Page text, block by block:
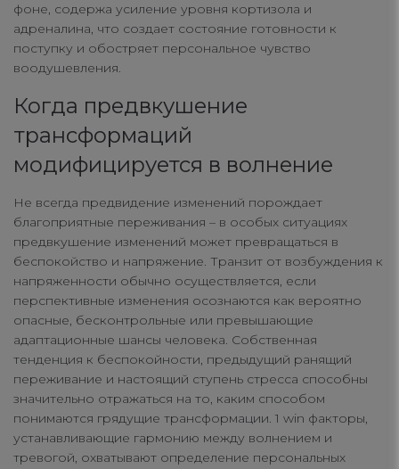
фоне, содержа усиление уровня кортизола и
адреналина, что создает состояние готовности к
поступку и обостряет персональное чувство
воодушевления.
Когда предвкушение
трансформаций
модифицируется в волнение
Не всегда предвидение изменений порождает
благоприятные переживания – в особых ситуациях
предвкушение изменений может превращаться в
беспокойство и напряжение. Транзит от возбуждения к
напряженности обычно осуществляется, если
перспективные изменения осознаются как вероятно
опасные, бесконтрольные или превышающие
адаптационные шансы человека. Собственная
тенденция к беспокойности, предыдущий ранящий
переживание и настоящий ступень стресса способны
значительно отражаться на то, каким способом
понимаются грядущие трансформации. 1 win факторы,
устанавливающие гармонию между волнением и
тревогой, охватывают определение персональных